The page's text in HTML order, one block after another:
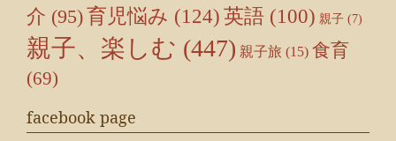
介 (95)育児悩み (124) 英語 (100) 親子 (7)
親子、楽しむ (447) 親子旅 (15) 食育
(69)
facebook page